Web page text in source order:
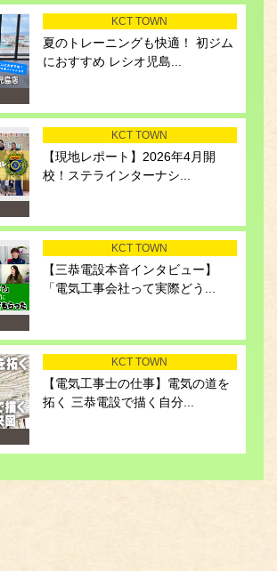
KCT TOWN
夏のトレーニングも快適！ 初ジム
におすすめ レシオ児島...
KCT TOWN
【現地レポート】2026年4月開
校！ステラインターナシ...
KCT TOWN
【三恭電設本音インタビュー】
「電気工事会社って実際どう...
KCT TOWN
【電気工事士の仕事】電気の道を
拓く 三恭電設で描く自分...